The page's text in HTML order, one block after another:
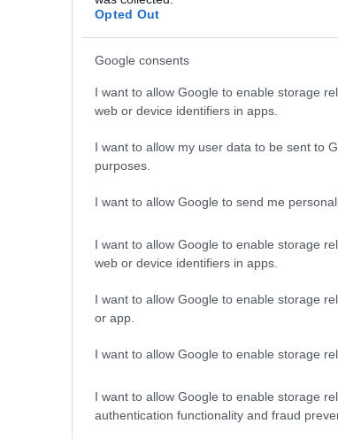
Opted Out
Google consents
I want to allow Google to enable storage
web or device identifiers in apps.
I want to allow my user data to be sent to
purposes.
I want to allow Google to send me
I want to allow Google to enable storage
web or device identifiers in apps.
I want to allow Google to enable storage
or app.
I want to allow Google to enable storage
I want to allow Google to enable storage
authentication functionality and fraud
hiánya okoz
Teszteld
tanácsoljuk, hogy
a napon
növelheti a